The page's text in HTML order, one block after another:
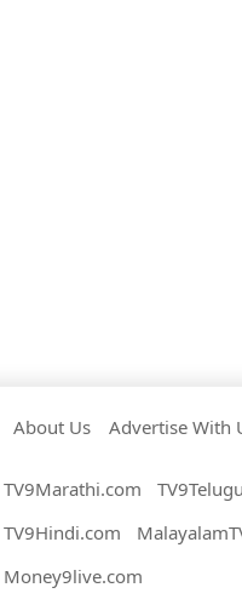
About Us Advertise With
TV9Marathi.com
TV9Hindi.com
Money9live.com